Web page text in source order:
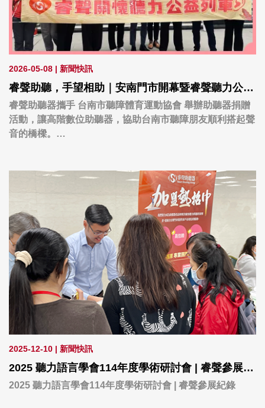
2026-05-08 | 新聞快訊
睿聲助聽，手望相助｜安南門市開幕暨睿聲聽力公益列車活動
睿聲助聽器攜手 台南市聽障體育運動協會 舉辦助聽器捐贈
活動，讓高階數位助聽器，協助台南市聽障朋友順利搭起聲
音的橋樑。
2025-12-10 | 新聞快訊
2025 聽力語言學會114年度學術研討會 | 睿聲參展紀錄
2025 聽力語言學會114年度學術研討會 | 睿聲參展紀錄